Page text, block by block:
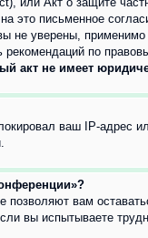
это письменное
не уверены,
по
акт не имеет
ваш IP-адрес
вам
вы испытываете